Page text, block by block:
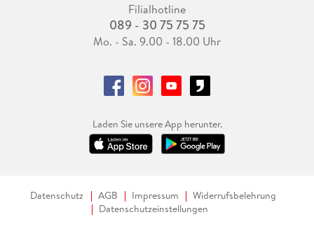
Filialhotline
089 - 30 75 75 75
Mo. - Sa. 9.00 - 18.00 Uhr
Laden Sie unsere App herunter.
Datenschutz AGB Impressum
Widerrufsbelehrung
Datenschutzeinstellungen